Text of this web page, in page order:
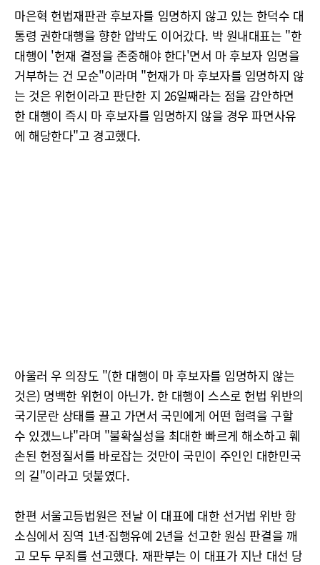
마은혁 헌법재판관 후보자를 임명하지 않고 있는 한덕수 대
통령 권한대행을 향한 압박도 이어갔다. 박 원내대표는 "한
대행이 '헌재 결정을 존중해야 한다'면서 마 후보자 임명을
거부하는 건 모순"이라며 "헌재가 마 후보자를 임명하지 않
는 것은 위헌이라고 판단한 지 26일째라는 점을 감안하면
한 대행이 즉시 마 후보자를 임명하지 않을 경우 파면사유
에 해당한다"고 경고했다.
아울러 우 의장도 "(한 대행이 마 후보자를 임명하지 않는
것은) 명백한 위헌이 아닌가. 한 대행이 스스로 헌법 위반의
국기문란 상태를 끌고 가면서 국민에게 어떤 협력을 구할
수 있겠느냐"라며 "불확실성을 최대한 빠르게 해소하고 훼
손된 헌정질서를 바로잡는 것만이 국민이 주인인 대한민국
의 길"이라고 덧붙였다.
한편 서울고등법원은 전날 이 대표에 대한 선거법 위반 항
소심에서 징역 1년·집행유예 2년을 선고한 원심 판결을 깨
고 모두 무죄를 선고했다. 재판부는 이 대표가 지난 대선 당